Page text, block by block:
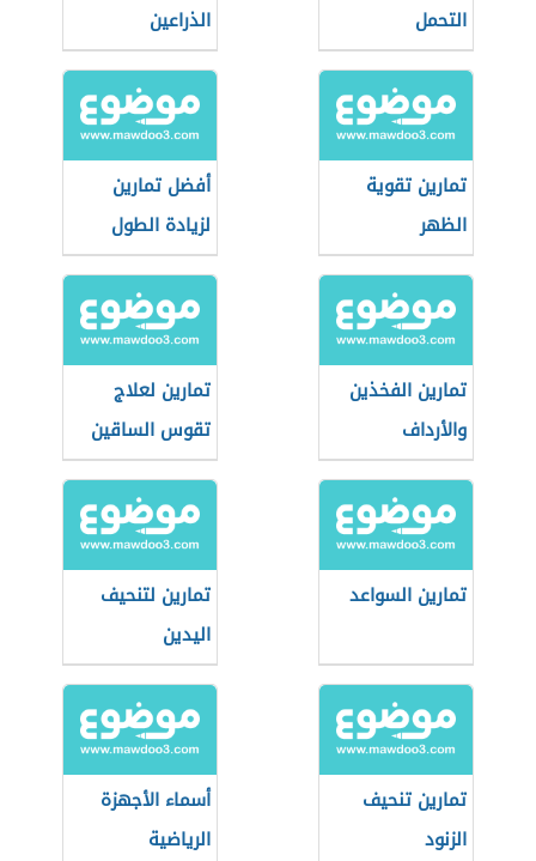
التحمل
الذراعين
تمارين تقوية
الظهر
أفضل تمارين
لزيادة الطول
تمارين الفخذين
والأرداف
تمارين لعلاج
تقوس الساقين
تمارين السواعد
تمارين لتنحيف
اليدين
تمارين تنحيف
الزنود
أسماء الأجهزة
الرياضية